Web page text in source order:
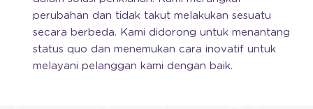
perubahan dan tidak takut melakukan sesuatu
secara berbeda. Kami didorong untuk menantang
status quo dan menemukan cara inovatif untuk
melayani pelanggan kami dengan baik.